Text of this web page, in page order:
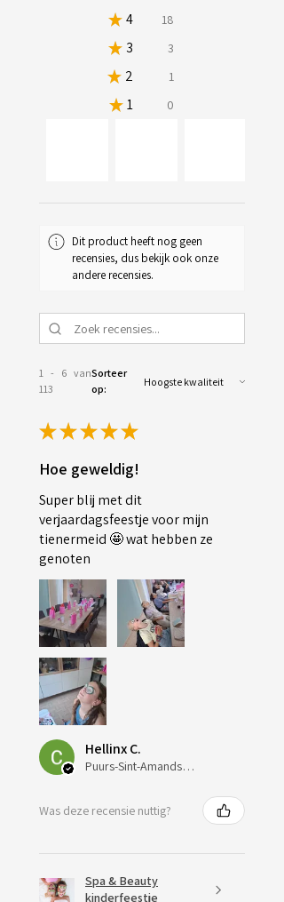
★ 4 15.929203539823009%
18
★ 3 2.6548672566371683%
3
★ 2 0.8849557522123894%
1
★ 1 0
Dit product heeft nog geen
recensies, dus bekijk ook onze
andere recensies.
1 - 6 van
113
Sorteer
op:
★★★★★
Hoe geweldig!
Super blij met dit
verjaardagsfeestje voor mijn
tienermeid 🤩 wat hebben ze
genoten
Hellinx C.
Puurs-Sint-Amands, Belgium
Was deze recensie nuttig?
Spa & Beauty
kinderfeestje